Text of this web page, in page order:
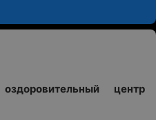
центр